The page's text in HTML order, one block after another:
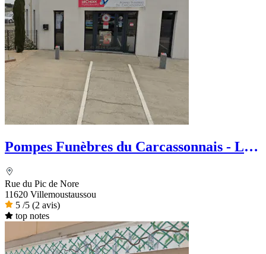
Pompes Funèbres du Carcassonnais - Le
Rue du Pic de Nore
11620 Villemoustaussou
5 /5 (2 avis)
top notes